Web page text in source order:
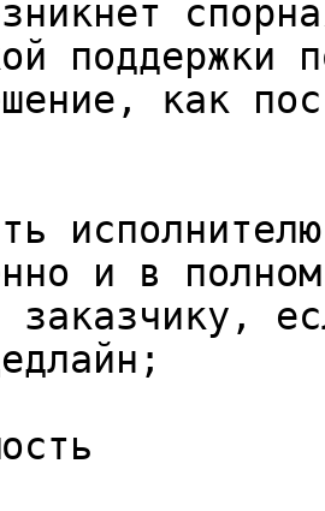
поддержки
как
и в
заказчику,